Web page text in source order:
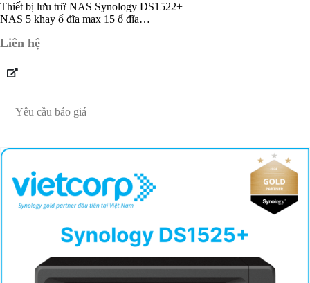
Thiết bị lưu trữ NAS Synology DS1522+
NAS 5 khay ổ đĩa max 15 ổ đĩa
4 RJ-45 1GbE
Liên hệ
Yêu cầu báo giá